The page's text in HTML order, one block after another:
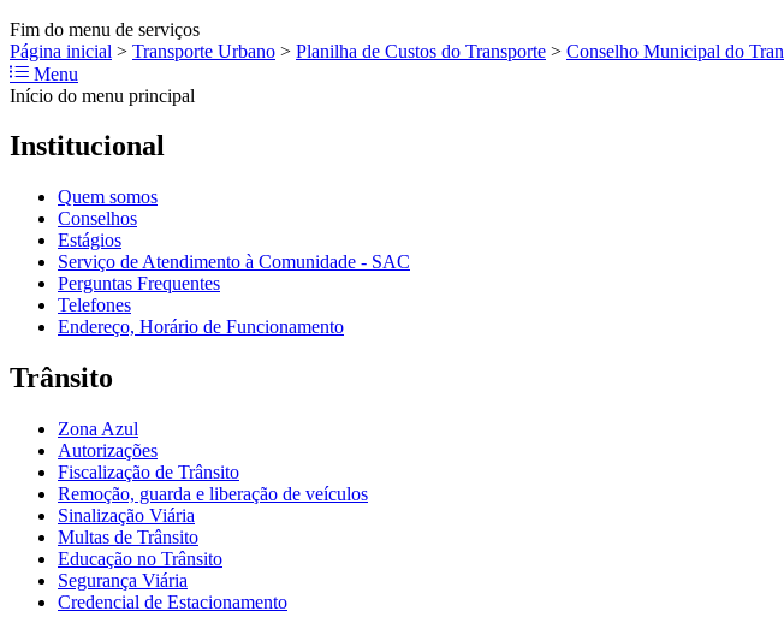
Fim do menu de serviços
Página inicial > Transporte Urbano > Planilha de Custos do Transporte > Conselho Municipal do
Menu
Início do menu principal
Institucional
Quem somos
Conselhos
Estágios
Serviço de Atendimento à Comunidade - SAC
Perguntas Frequentes
Telefones
Endereço, Horário de Funcionamento
Trânsito
Zona Azul
Autorizações
Fiscalização de Trânsito
Remoção, guarda e liberação de veículos
Sinalização Viária
Multas de Trânsito
Educação no Trânsito
Segurança Viária
Credencial de Estacionamento